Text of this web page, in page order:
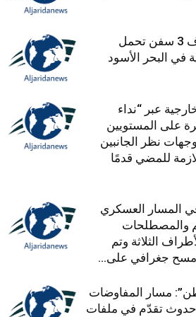
الدفاع الروسية: استهداف 3 سفن تحمل
في البحر الأسود
عبر “نداء
على المستويين
نظر الجانبين
للمضي قدمًا
المسار العسكري
والمصطلحات
الثلاثة وتم
مسح جغرافي على...
مسار المفاوضات
حدوث تقدّم في ملفات